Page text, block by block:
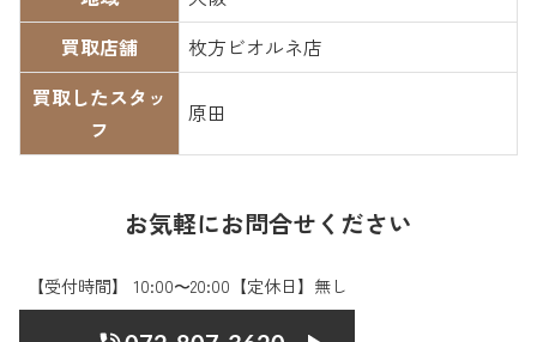
買取店舗
枚方ビオルネ店
買取したスタッ
フ
原田
お気軽にお問合せください
【受付時間】 10:00〜20:00【定休日】無し